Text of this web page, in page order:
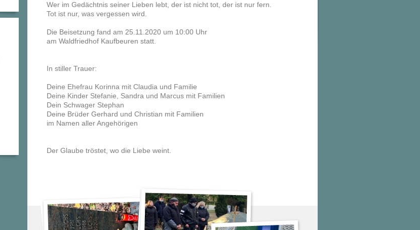
Wer im Gedächtnis seiner Lieben lebt, der ist nicht tot, der ist nur fern.
Tot ist nur, was vergessen wird.
Die Beisetzung fand am 25.11.2020 um 10:00 Uhr
am Waldfriedhof Kaufbeuren statt.
In stiller Trauer:
Deine Ehefrau Korinna mit Claudia und Familie
Deine Kinder Stefanie, Sandra und Marcus mit Familien
Dein Schwager Stephan
Deine Brüder Gerhard und Christian mit Familien
im Namen aller Angehörigen
Der Glaube tröstet, wo die Liebe weint.